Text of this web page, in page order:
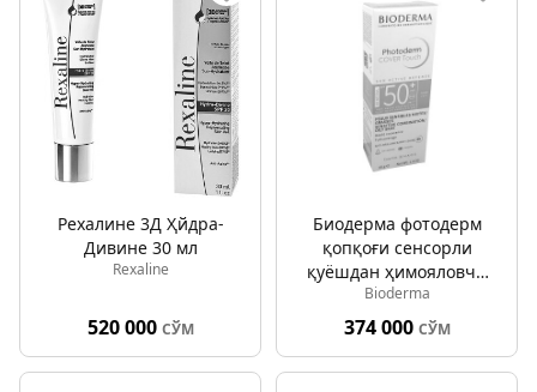
Рехалине 3Д Ҳйдра-
Дивине 30 мл
Rexaline
520 000 СЎМ
Биодерма фотодерм
қопқоғи сенсорли
қуёшдан ҳимояловчи
спф 50+ 40г
Bioderma
374 000 СЎМ